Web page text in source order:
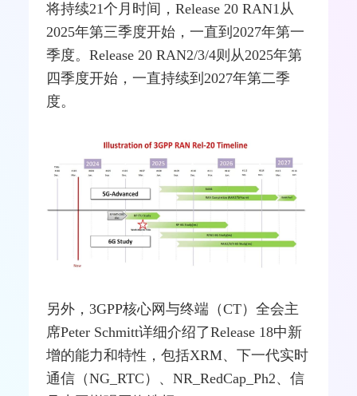
将持续21个月时间，Release 20 RAN1从
2025年第三季度开始，一直到2027年第一
季度。Release 20 RAN2/3/4则从2025年第
四季度开始，一直持续到2027年第二季
度。
另外，3GPP核心网与终端（CT）全会主
席Peter Schmitt详细介绍了Release 18中新
增的能力和特性，包括XRM、下一代实时
通信（NG_RTC）、NR_RedCap_Ph2、信